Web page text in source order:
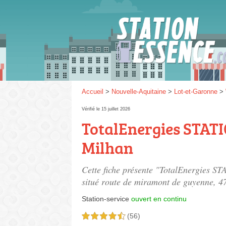
Accueil > Nouvelle-Aquitaine > Lot-et-Garonne >
Vérifié le 15 juillet 2026
TotalEnergies
Milhan
Cette fiche présente "TotalEnergies
situé route de miramont de guyenne,
Station-service ouvert en continu
4,5 étoiles sur 5 (56)
SP
SP